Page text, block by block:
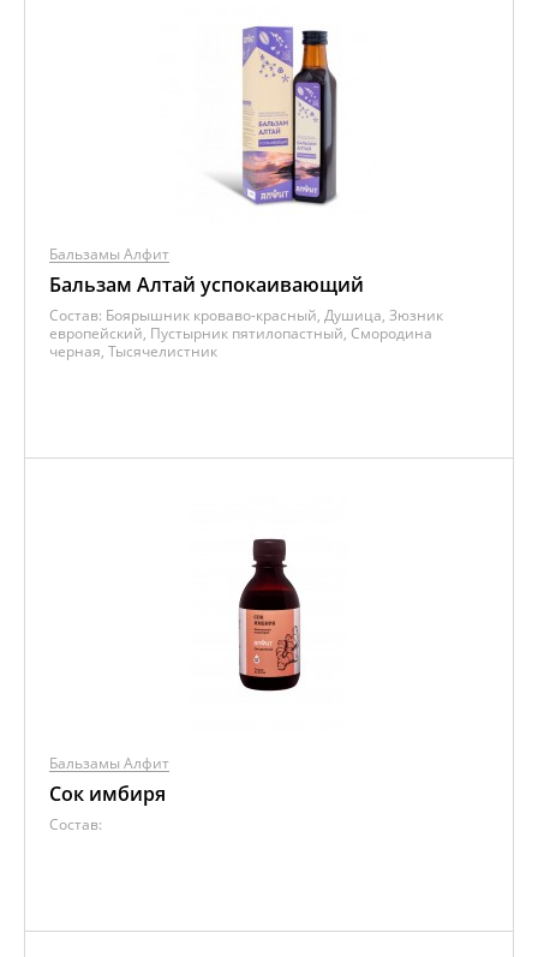
Бальзамы Алфит
Бальзам Алтай успокаивающий
Состав: Боярышник кроваво-красный, Душица, Зюзник
европейский, Пустырник пятилопастный, Смородина
черная, Тысячелистник
Бальзамы Алфит
Сок имбиря
Состав: